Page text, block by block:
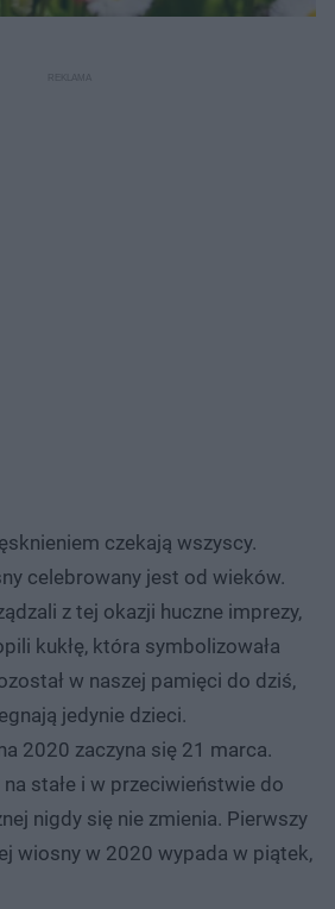
czekają wszyscy.
celebrowany jest od wieków.
z tej okazji huczne imprezy,
kukłę, która symbolizowała
w naszej pamięci do dziś,
jedynie dzieci.
2020 zaczyna się 21 marca.
stałe i w przeciwieństwie do
nigdy się nie zmienia. Pierwszy
wiosny w 2020 wypada w piątek,